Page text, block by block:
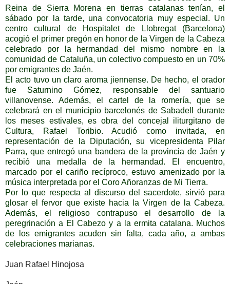
Reina de Sierra Morena en tierras catalanas tenían, el
sábado por la tarde, una convocatoria muy especial. Un
centro cultural de Hospitalet de Llobregat (Barcelona)
acogió el primer pregón en honor de la Virgen de la Cabeza
celebrado por la hermandad del mismo nombre en la
comunidad de Cataluña, un colectivo compuesto en un 70%
por emigrantes de Jaén.
El acto tuvo un claro aroma jiennense. De hecho, el orador
fue Saturnino Gómez, responsable del santuario
villanovense. Además, el cartel de la romería, que se
celebrará en el municipio barcelonés de Sabadell durante
los meses estivales, es obra del concejal iliturgitano de
Cultura, Rafael Toribio. Acudió como invitada, en
representación de la Diputación, su vicepresidenta Pilar
Parra, que entregó una bandera de la provincia de Jaén y
recibió una medalla de la hermandad. El encuentro,
marcado por el cariño recíproco, estuvo amenizado por la
música interpretada por el Coro Añoranzas de Mi Tierra.
Por lo que respecta al discurso del sacerdote, sirvió para
glosar el fervor que existe hacia la Virgen de la Cabeza.
Además, el religioso contrapuso el desarrollo de la
peregrinación a El Cabezo y a la ermita catalana. Muchos
de los emigrantes acuden sin falta, cada año, a ambas
celebraciones marianas.
Juan Rafael Hinojosa